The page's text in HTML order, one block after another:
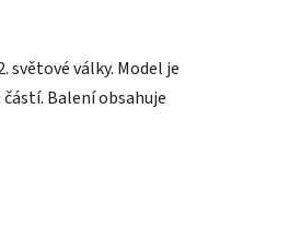
světové války. Model je
Balení obsahuje